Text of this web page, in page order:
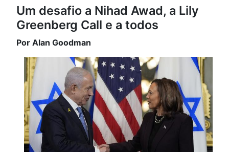
Um desafio a Nihad Awad, a Lily
Greenberg Call e a todos
Por Alan Goodman